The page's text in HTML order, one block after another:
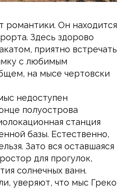
романтики. Он находится
Здесь здорово
приятно встречать
с любимым
на мысе чертовски
недоступен
полуострова
станция
базы. Естественно,
Зато вся оставшаяся
для прогулок,
солнечных ванн.
уверяют, что мыс Греко